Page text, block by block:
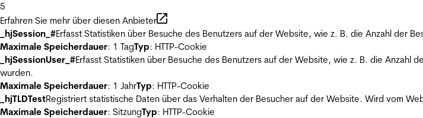
5
Erfahren Sie mehr über diesen Anbieter
_hjSession_#Erfasst Statistiken über Besuche des Benutzers auf der Website, wie z. B. die Anzahl der
Maximale Speicherdauer: 1 TagTyp: HTTP-Cookie
_hjSessionUser_#Erfasst Statistiken über Besuche des Benutzers auf der Website, wie z. B. die
wurden.
Maximale Speicherdauer: 1 JahrTyp: HTTP-Cookie
_hjTLDTestRegistriert statistische Daten über das Verhalten der Besucher auf der Website. Wird vom
Maximale Speicherdauer: SitzungTyp: HTTP-Cookie